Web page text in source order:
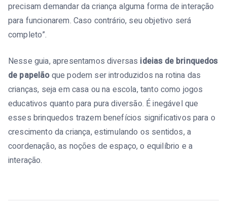
precisam demandar da criança alguma forma de interação
para funcionarem. Caso contrário, seu objetivo será
completo”.
Nesse guia, apresentamos diversas ideias de brinquedos
de papelãoque podem ser introduzidos na rotina das
crianças, seja em casa ou na escola, tanto como jogos
educativos quanto para pura diversão. É inegável que
esses brinquedos trazem benefícios significativos para o
crescimento da criança, estimulando os sentidos, a
coordenação, as noções de espaço, o equilíbrio e a
interação.